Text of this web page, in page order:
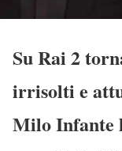
Su Rai 2
irrisolti e
Milo Infante